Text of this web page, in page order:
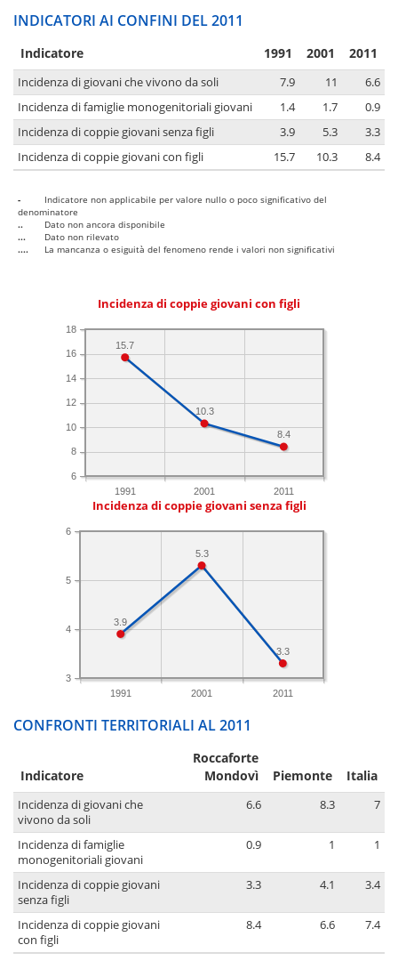
INDICATORI AI CONFINI DEL 2011
Indicatore 1991 2001 2011
Incidenza di giovani che vivono da soli 7.9 11
6.6
Incidenza di famiglie monogenitoriali giovani
1.4 1.7
0.9
Incidenza di coppie giovani senza figli
3.9 5.3
3.3
Incidenza di coppie giovani con figli
15.7 10.3 8.4
-
Indicatore non applicabile per valore nullo o poco significativo del
denominatore
..
Dato non ancora disponibile
...
Dato non rilevato
....
La mancanza o esiguità del fenomeno rende i valori non significativi
Incidenza di coppie giovani con figli
1991 2001 2011
6
8
10
12
14
16
18
8.4
10.3
15.7
Incidenza di coppie giovani senza figli
1991 2001 2011
3
4
5
6
3.3
5.3
3.9
CONFRONTI TERRITORIALI AL 2011
Indicatore
Roccaforte
Mondovì
Piemonte Italia
Incidenza di giovani che
vivono da soli
6.6 8.3 7
Incidenza di famiglie
monogenitoriali giovani
0.9 1 1
Incidenza di coppie giovani
senza figli
3.3 4.1 3.4
Incidenza di coppie giovani
con figli
8.4 6.6 7.4